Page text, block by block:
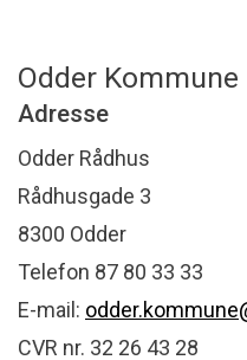
Odder Kommune
Adresse
Odder Rådhus
Rådhusgade 3
8300 Odder
Telefon 87 80 33 33
E-mail:
CVR nr. 32 26 43 28